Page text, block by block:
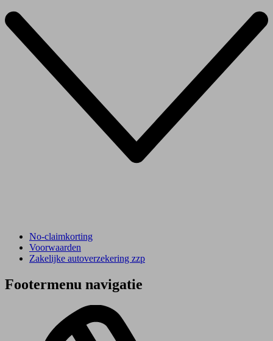
No-claimkorting
Voorwaarden
Zakelijke autoverzekering zzp
Footermenu navigatie